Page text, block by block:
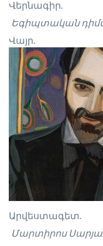
Վերնագիր.
Եգիպտական
Վայր.
Մարտիրոս
Արվեստագետ.
Մարտիրոս